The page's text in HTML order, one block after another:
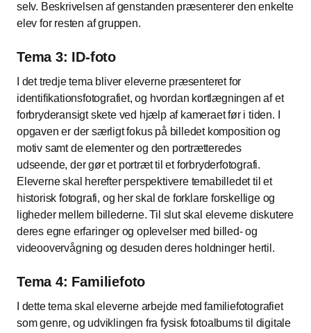
selv. Beskrivelsen af genstanden præsenterer den enkelte
elev for resten af gruppen.
Tema 3: ID-foto
I det tredje tema bliver eleverne præsenteret for
identifikationsfotografiet, og hvordan kortlægningen af et
forbryderansigt skete ved hjælp af kameraet før i tiden. I
opgaven er der særligt fokus på billedet komposition og
motiv samt de elementer og den portrætteredes
udseende, der gør et portræt til et forbryderfotografi.
Eleverne skal herefter perspektivere temabilledet til et
historisk fotografi, og her skal de forklare forskellige og
ligheder mellem billederne. Til slut skal eleverne diskutere
deres egne erfaringer og oplevelser med billed- og
videoovervågning og desuden deres holdninger hertil.
Tema 4: Familiefoto
I dette tema skal eleverne arbejde med familiefotografiet
som genre, og udviklingen fra fysisk fotoalbums til digitale